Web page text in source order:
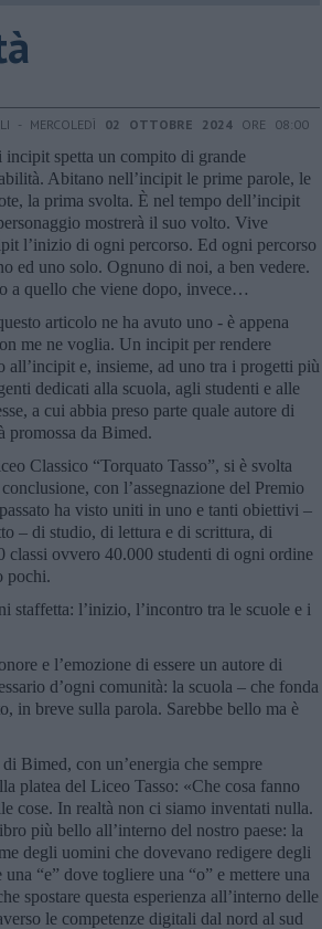
- MERCOLEDÌ 02 OTTOBRE 2024 ORE 08:00
incipit spetta un compito di grande
Abitano nell’incipit le prime parole, le
la prima svolta. È nel tempo dell’incipit
mostrerà il suo volto. Vive
l’inizio di ogni percorso. Ed ogni percorso
ed uno solo. Ognuno di noi, a ben vedere.
a quello che viene dopo, invece…
articolo ne ha avuto uno - è appena
me ne voglia. Un incipit per rendere
all’incipit e, insieme, ad uno tra i progetti più
dedicati alla scuola, agli studenti e alle
a cui abbia preso parte quale autore di
promossa da Bimed.
Classico “Torquato Tasso”, si è svolta
con l’assegnazione del Premio
ha visto uniti in uno e tanti obiettivi –
– di studio, di lettura e di scrittura, di
classi ovvero 40.000 studenti di ogni ordine
pochi.
staffetta: l’inizio, l’incontro tra le scuole e i
e l’emozione di essere un autore di
d’ogni comunità: la scuola – che fonda
in breve sulla parola. Sarebbe bello ma è
Bimed, con un’energia che sempre
platea del Liceo Tasso: «Che cosa fanno
cose. In realtà non ci siamo inventati nulla.
più bello all’interno del nostro paese: la
degli uomini che dovevano redigere degli
“e” dove togliere una “o” e mettere una
spostare questa esperienza all’interno delle
le competenze digitali dal nord al sud